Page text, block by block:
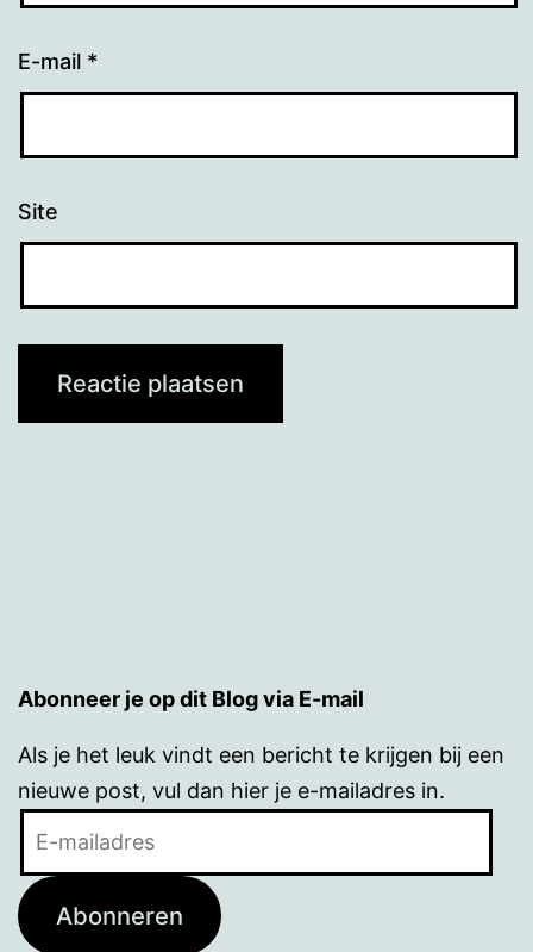
E-mail *
Site
Abonneer je op dit Blog via E-mail
Als je het leuk vindt een bericht te krijgen bij een
nieuwe post, vul dan hier je e-mailadres in.
Abonneren